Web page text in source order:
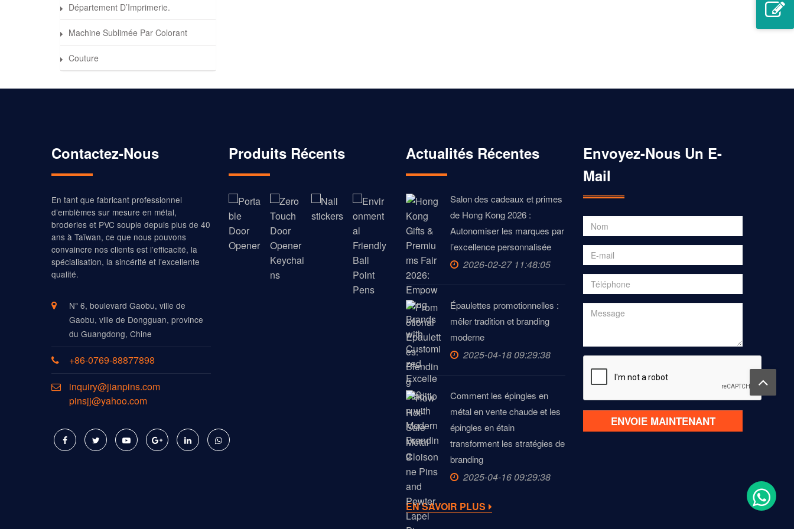
Département D’Imprimerie.
Machine Sublimée Par Colorant
Couture
Contactez-Nous
En tant que fabricant professionnel
d’emblèmes sur mesure en métal,
broderies et PVC souple depuis plus de 40
ans à Taïwan, ce que nous pouvons
convaincre nos clients est l’efficacité, la
spécialisation, la sincérité et l’excellente
qualité.
N° 6, boulevard Gaobu, ville de
Gaobu, ville de Dongguan, province
du Guangdong, Chine
+86-0769-88877898
inquiry@jianpins.com
pinsjj@yahoo.com
Produits Récents Actualités Récentes
Salon des cadeaux et primes
de Hong Kong 2026 :
Autonomiser les marques par
l’excellence personnalisée
2026-02-27 11:48:05
Épaulettes promotionnelles :
mêler tradition et branding
moderne
2025-04-18 09:29:38
Comment les épingles en
métal en vente chaude et les
épingles en étain
transforment les stratégies de
branding
2025-04-16 09:29:38
EN SAVOIR PLUS
Envoyez-Nous Un E-
Mail
ENVOIE MAINTENANT